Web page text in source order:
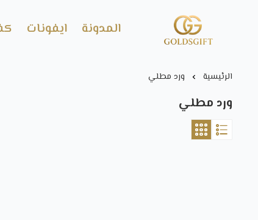
Gold's GIFT المدونة ايفونات
الرئيسية ورد مطلي
ورد مطلي